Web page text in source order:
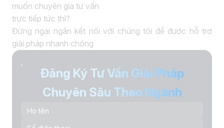
muốn chuyên gia tư vấn
trực tiếp tức thì?
Đừng ngại ngần kết nối với chúng tôi để được hỗ trợ
giải pháp nhanh chóng
Đăng Ký Tư Vấn Giải Pháp
Chuyên Sâu Theo Ngành